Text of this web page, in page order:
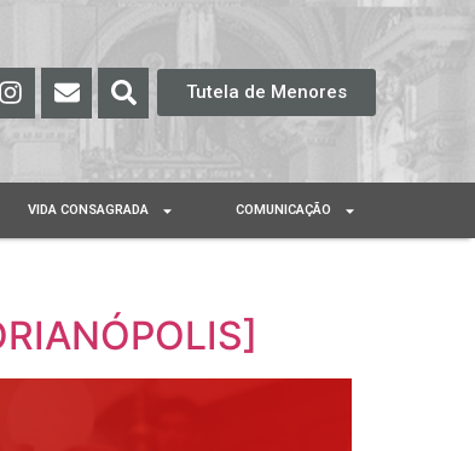
Tutela de Menores
VIDA CONSAGRADA COMUNICAÇÃO